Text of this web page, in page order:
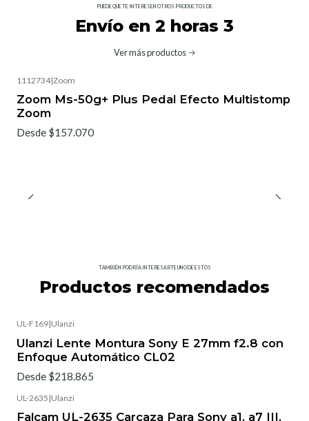
PUEDE QUE TE INTERESEN OTROS PRODUCTOS DE
Envío en 2 horas 3
Ver más productos
1112734|Zoom
Zoom Ms-50g+ Plus Pedal Efecto Multistomp
Zoom
Desde $157.070
TAMBIÉN PODRÍA INTERESARTE UNO DE ESTOS
Productos recomendados
UL-F169|Ulanzi
Ulanzi Lente Montura Sony E 27mm f2.8 con
Enfoque Automático CL02
Desde $218.865
UL-2635 |Ulanzi
Falcam UL-2635 Carcaza Para Sony a1, a7 III,